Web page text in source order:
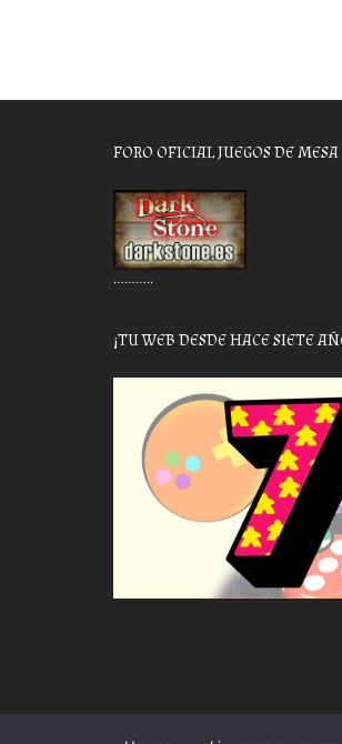
FORO OFICIAL JUEGOS DE MESA
………..
¡TU WEB DESDE HACE SIETE